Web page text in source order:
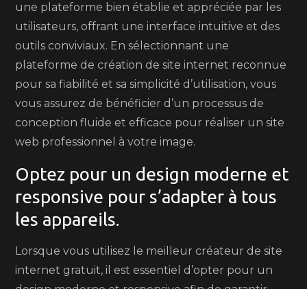
une plateforme bien établie et appréciée par les
utilisateurs, offrant une interface intuitive et des
outils conviviaux. En sélectionnant une
plateforme de création de site internet reconnue
pour sa fiabilité et sa simplicité d’utilisation, vous
vous assurez de bénéficier d’un processus de
conception fluide et efficace pour réaliser un site
web professionnel à votre image.
Optez pour un design moderne et
responsive pour s’adapter à tous
les appareils.
Lorsque vous utilisez le meilleur créateur de site
internet gratuit, il est essentiel d’opter pour un